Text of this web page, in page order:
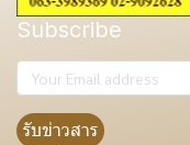
Subscribe
รับข่าวสาร